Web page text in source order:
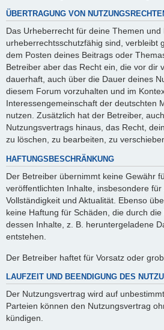
ÜBERTRAGUNG VON
Das Urheberrecht für deine Themen
urheberrechtsschutzfähig sind, verbleibt
dem Posten deines Beitrags oder
Betreiber aber das Recht ein, die vor dir
dauerhaft, auch über die Dauer deines
diesem Forum vorzuhalten und im
Interessengemeinschaft der deutschten
nutzen. Zusätzlich hat der Betreiber,
Nutzungsvertrags hinaus, das Recht,
zu löschen, zu bearbeiten, zu
HAFTUNGSBESCHRÄNKUNG
Der Betreiber übernimmt keine Gewähr
veröffentlichten Inhalte, insbesondere für
Vollständigkeit und Aktualität. Ebenso
keine Haftung für Schäden, die durch
dessen Inhalte, z. B. heruntergeladene
entstehen.
Der Betreiber haftet für Vorsatz oder
LAUFZEIT UND BEENDIGUNG DES
Der Nutzungsvertrag wird auf
Parteien können den Nutzungsvertrag
kündigen.